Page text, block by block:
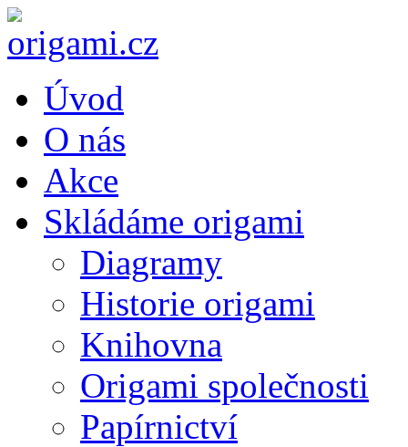
Úvod
O nás
Akce
Skládáme origami
Diagramy
Historie origami
Knihovna
Origami společnosti
Papírnictví